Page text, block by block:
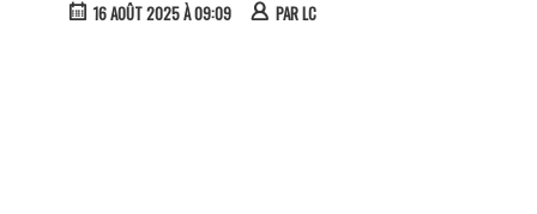
16 AOÛT 2025 À 09:09 PARLC